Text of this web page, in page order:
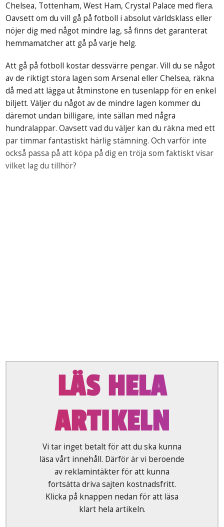
Chelsea, Tottenham, West Ham, Crystal Palace med flera.
Oavsett om du vill gå på fotboll i absolut världsklass eller
nöjer dig med något mindre lag, så finns det garanterat
hemmamatcher att gå på varje helg.
Att gå på fotboll kostar dessvärre pengar. Vill du se något
av de riktigt stora lagen som Arsenal eller Chelsea, räkna
då med att lägga ut åtminstone en tusenlapp för en enkel
biljett. Väljer du något av de mindre lagen kommer du
däremot undan billigare, inte sällan med några
hundralappar. Oavsett vad du väljer kan du räkna med ett
par timmar fantastiskt härlig stämning. Och varför inte
också passa på att köpa på dig en tröja som faktiskt visar
vilket lag du tillhör?
LÄS HELA
ARTIKELN
Vi tar inget betalt för att du ska kunna
läsa vårt innehåll. Därför är vi beroende
av reklamintäkter för att kunna
fortsätta driva sajten kostnadsfritt.
Klicka på knappen nedan för att läsa
klart hela artikeln.